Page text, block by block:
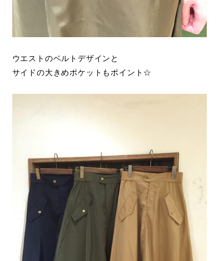
ウエストのベルトデザインと
サイドの大きめポケットもポイント☆